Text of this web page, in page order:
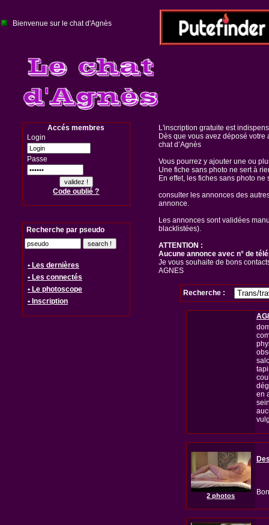
Bienvenue sur le chat d'Agnès
Accés membres
Login
Passe
Code oublié ?
Recherche par pseudo
• Les dernières
• Les connectés
• Le photoscope
• Inscription
L'inscription gratuite est
Dès que vous avez déposé
chat d’Agnès
Vous pourrez y ajouter une ou
Une fiche sans photo ne sert à
En effet, les fiches sans photo
consulter les annonces des
annonce.
Les annonces sont validées
blacklistées).
ATTENTION :
Aucune annonce avec n° de
Je vous souhaite de bons
AGNES
Recherche :
en
2 photos